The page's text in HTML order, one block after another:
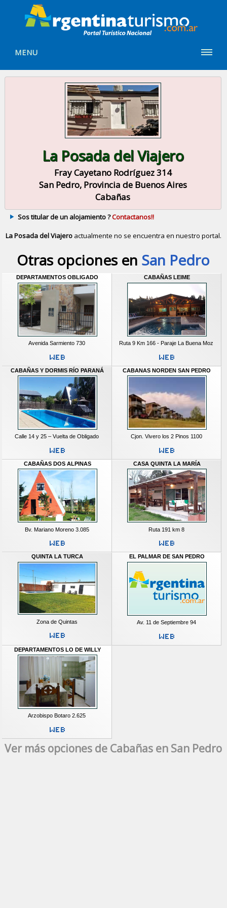
MENU
La Posada del Viajero
Fray Cayetano Rodríguez 314
San Pedro, Provincia de Buenos Aires
Cabañas
Sos titular de un alojamiento ?Contactanos!!
La Posada del Viajeroactualmente no se encuentra en nuestro portal.
Otras opciones en San Pedro
DEPARTAMENTOS OBLIGADO
Avenida Sarmiento 730
CABAÑAS LEIME
Ruta 9 Km 166 - Paraje La Buena Moz
CABAÑAS Y DORMIS RÍO PARANÁ
Calle 14 y 25 – Vuelta de Obligado
CABANAS NORDEN SAN PEDRO
Cjon. Vivero los 2 Pinos 1100
CABAÑAS DOS ALPINAS
Bv. Mariano Moreno 3.085
CASA QUINTA LA MARÍA
Ruta 191 km 8
QUINTA LA TURCA
Zona de Quintas
EL PALMAR DE SAN PEDRO
Av. 11 de Septiembre 94
DEPARTAMENTOS LO DE WILLY
Arzobispo Botaro 2.625
Ver más opciones de Cabañas en San Pedro